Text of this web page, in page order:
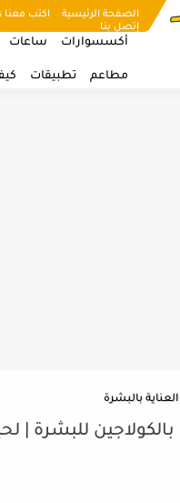
الصفحة الرئيسية اكتب معنا Write with us
إتصل بنا
أكسسوارات ساعات
مطاعم تطبيقات
بالبشرة
للبشرة |